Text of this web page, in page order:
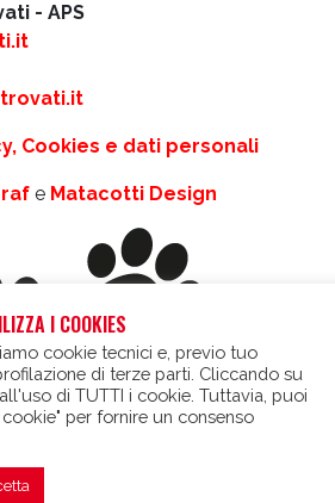
- APS
Cookies e dati personali
e Matacotti Design
I COOKIES
cookie tecnici e, previo tuo
di terze parti. Cliccando su
di TUTTI i cookie. Tuttavia, puoi
per fornire un consenso